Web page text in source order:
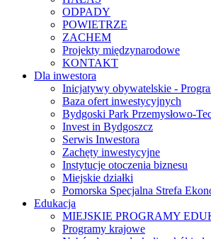
ODPADY
POWIETRZE
ZACHEM
Projekty międzynarodowe
KONTAKT
Dla inwestora
Inicjatywy obywatelskie -
Baza ofert inwestycyjnych
Bydgoski Park Przemysłowo-
Invest in Bydgoszcz
Serwis Inwestora
Zachęty inwestycyjne
Instytucje otoczenia biznesu
Miejskie działki
Pomorska Specjalna Strefa
Edukacja
MIEJSKIE PROGRAMY
Programy krajowe